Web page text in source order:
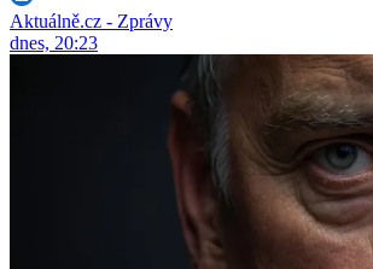
Aktuálně.cz - Zprávy
dnes, 20:23